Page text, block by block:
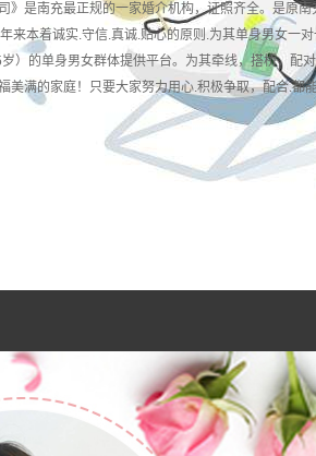
》是南充最正规的一家婚介机构，证照齐全。是原
来本着诚实.守信.真诚.贴心的原则.为其单身男女一
）的单身男女群体提供平台。为其牵线，搭桥，配
美满的家庭！只要大家努力用心.积极争取，配合.都